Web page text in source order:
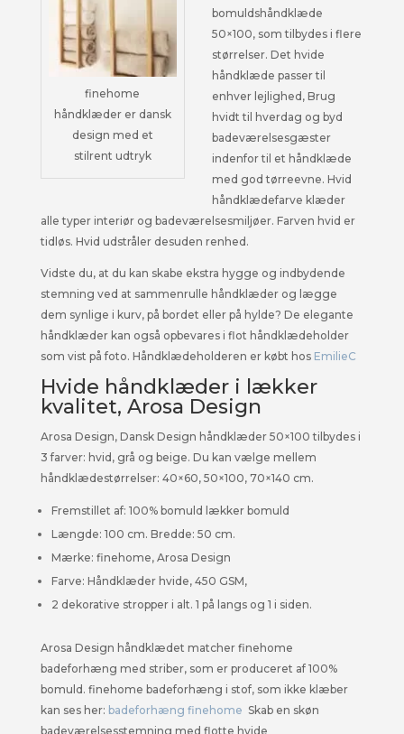
finehome
håndklæder er dansk
design med et
stilrent udtryk
bomuldshåndklæde
50×100, som tilbydes i flere
størrelser. Det hvide
håndklæde passer til
enhver lejlighed, Brug
hvidt til hverdag og byd
badeværelsesgæster
indenfor til et håndklæde
med god tørreevne. Hvid
håndklædefarve klæder
alle typer interiør og badeværelsesmiljøer. Farven hvid er
tidløs. Hvid udstråler desuden renhed.
Vidste du, at du kan skabe ekstra hygge og indbydende
stemning ved at sammenrulle håndklæder og lægge
dem synlige i kurv, på bordet eller på hylde? De elegante
håndklæder kan også opbevares i flot håndklædeholder
som vist på foto. Håndklædeholderen er købt hos EmilieC
Hvide håndklæder i lækker
kvalitet, Arosa Design
Arosa Design, Dansk Design håndklæder 50×100 tilbydes i
3 farver: hvid, grå og beige. Du kan vælge mellem
håndklædestørrelser: 40×60, 50×100, 70×140 cm.
Fremstillet af: 100% bomuld lækker bomuld
Længde: 100 cm. Bredde: 50 cm.
Mærke: finehome, Arosa Design
Farve: Håndklæder hvide, 450 GSM,
2 dekorative stropper i alt. 1 på langs og 1 i siden.
Arosa Design håndklædet matcher finehome
badeforhæng med striber, som er produceret af 100%
bomuld. finehome badeforhæng i stof, som ikke klæber
kan ses her: badeforhæng finehome Skab en skøn
badeværelsesstemning med flotte hvide